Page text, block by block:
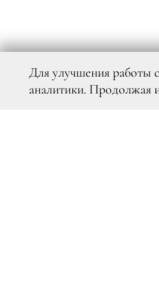
Для улучшения работы
аналитики. Продолжая